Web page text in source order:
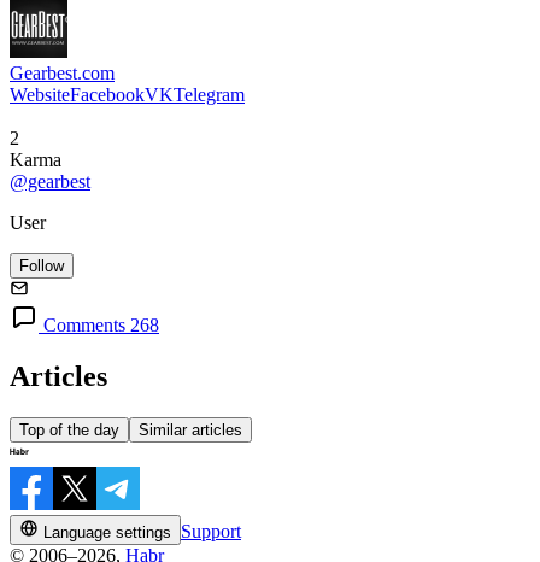
Gearbest.com
WebsiteFacebookVKTelegram
2
Karma
@gearbest
User
Follow
Comments 268
Articles
Top of the day Similar articles
Language settings
Support
© 2006–2026, Habr